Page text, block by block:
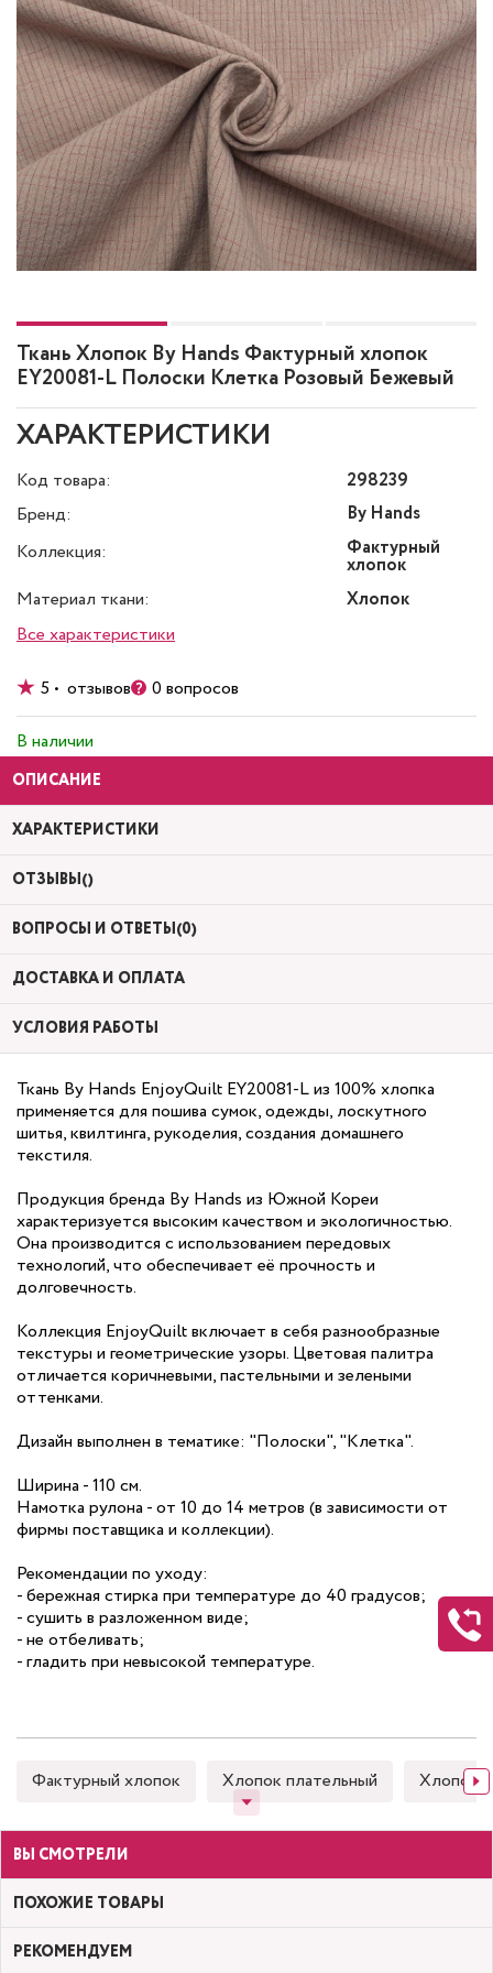
Ткань Хлопок By Hands Фактурный хлопок
EY20081-L Полоски Клетка Розовый Бежевый
ХАРАКТЕРИСТИКИ
Код товара:
298239
Бренд:
By Hands
Коллекция:
Фактурный
хлопок
Материал ткани:
Хлопок
Все характеристики
5 • отзывов 0 вопросов
В наличии
ОПИСАНИЕ
ХАРАКТЕРИСТИКИ
ОТЗЫВЫ()
ВОПРОСЫ И ОТВЕТЫ(0)
ДОСТАВКА И ОПЛАТА
УСЛОВИЯ РАБОТЫ
Ткань By Hands EnjoyQuilt EY20081-L из 100% хлопка
применяется для пошива сумок, одежды, лоскутного
шитья, квилтинга, рукоделия, создания домашнего
текстиля.
Продукция бренда By Hands из Южной Кореи
характеризуется высоким качеством и экологичностью.
Она производится с использованием передовых
технологий, что обеспечивает её прочность и
долговечность.
Коллекция EnjoyQuilt включает в себя разнообразные
текстуры и геометрические узоры. Цветовая палитра
отличается коричневыми, пастельными и зелеными
оттенками.
Дизайн выполнен в тематике: "Полоски", "Клетка".
Ширина - 110 см.
Намотка рулона - от 10 до 14 метров (в зависимости от
фирмы поставщика и коллекции).
Рекомендации по уходу:
- бережная стирка при температуре до 40 градусов;
- сушить в разложенном виде;
- не отбеливать;
- гладить при невысокой температуре.
Фактурный хлопок Хлопок плательный Хлопок
ВЫ СМОТРЕЛИ
ПОХОЖИЕ ТОВАРЫ
РЕКОМЕНДУЕМ